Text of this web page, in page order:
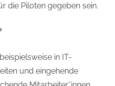
die Piloten gegeben sein.
in IT-
und eingehende